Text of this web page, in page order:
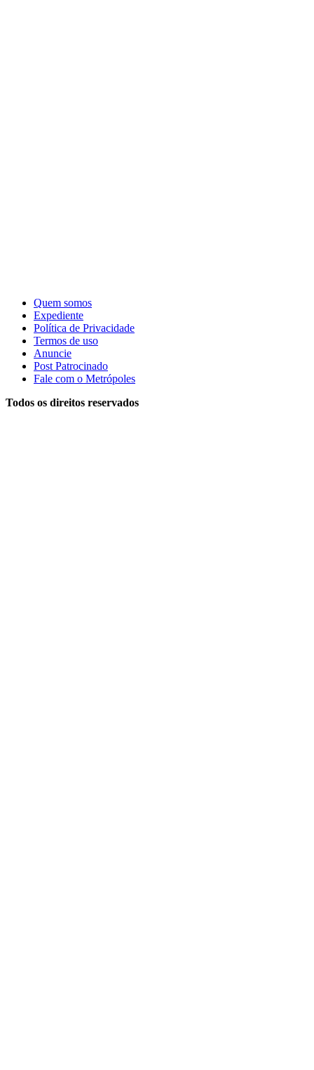
Quem somos
Expediente
Política de Privacidade
Termos de uso
Anuncie
Post Patrocinado
Fale com o Metrópoles
Todos os direitos reservados